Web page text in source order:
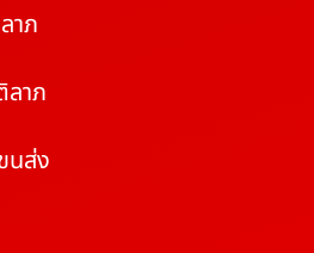
าภ
าภ
นส่ง